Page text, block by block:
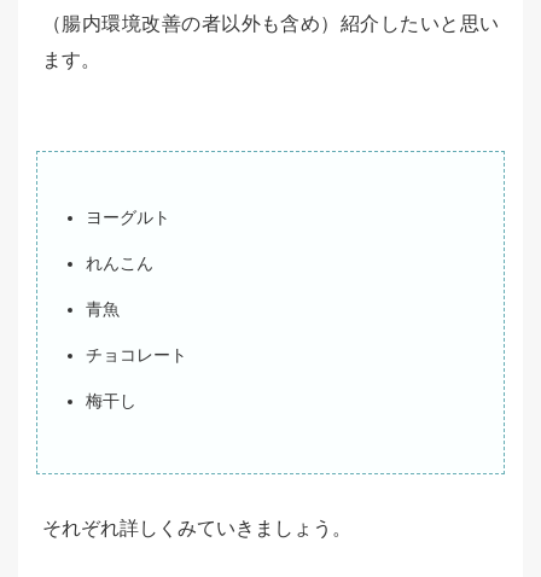
（腸内環境改善の者以外も含め）紹介したいと思い
ます。
ヨーグルト
れんこん
青魚
チョコレート
梅干し
それぞれ詳しくみていきましょう。